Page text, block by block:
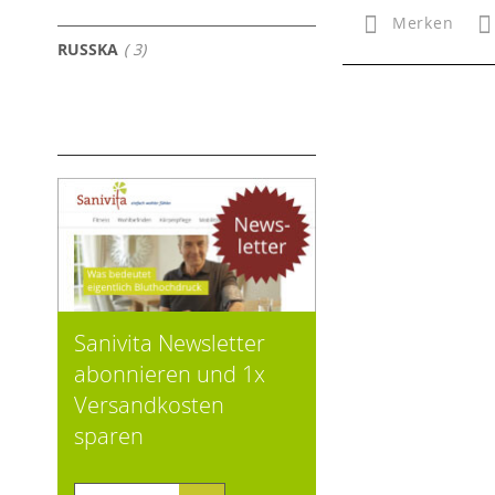
Merken
RUSSKA 3Artikel
Sanivita Newsletter
abonnieren und 1x
Versandkosten
sparen